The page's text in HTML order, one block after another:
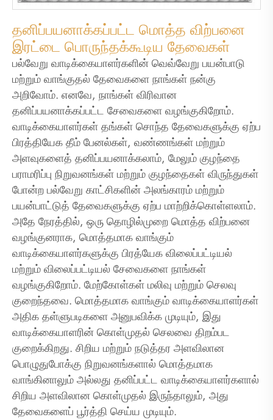
தனிப்பயனாக்கப்பட்ட மொத்த விற்பனை
இரட்டை பொருந்தக்கூடிய தேவைகள்
பல்வேறு வாடிக்கையாளர்களின் வெவ்வேறு பயன்பாடு
மற்றும் வாங்குதல் தேவைகளை நாங்கள் நன்கு
அறிவோம். எனவே, நாங்கள் விரிவான
தனிப்பயனாக்கப்பட்ட சேவைகளை வழங்குகிறோம்.
வாடிக்கையாளர்கள் தங்கள் சொந்த தேவைகளுக்கு ஏற்ப
பிரத்தியேக தீம் பேனல்கள், வண்ணங்கள் மற்றும்
அளவுகளைத் தனிப்பயனாக்கலாம், மேலும் குழந்தை
பராமரிப்பு நிறுவனங்கள் மற்றும் குழந்தைகள் விருந்துகள்
போன்ற பல்வேறு காட்சிகளின் அலங்காரம் மற்றும்
பயன்பாட்டுத் தேவைகளுக்கு ஏற்ப மாற்றிக்கொள்ளலாம்.
அதே நேரத்தில், ஒரு தொழில்முறை மொத்த விற்பனை
வழங்குனராக, மொத்தமாக வாங்கும்
வாடிக்கையாளர்களுக்கு பிரத்யேக விலைப்பட்டியல்
மற்றும் விலைப்பட்டியல் சேவைகளை நாங்கள்
வழங்குகிறோம். மேற்கோள்கள் மலிவு மற்றும் செலவு
குறைந்தவை. மொத்தமாக வாங்கும் வாடிக்கையாளர்கள்
அதிக தள்ளுபடிகளை அனுபவிக்க முடியும், இது
வாடிக்கையாளரின் கொள்முதல் செலவை திறம்பட
குறைக்கிறது. சிறிய மற்றும் நடுத்தர அளவிலான
பொழுதுபோக்கு நிறுவனங்களால் மொத்தமாக
வாங்கினாலும் அல்லது தனிப்பட்ட வாடிக்கையாளர்களால்
சிறிய அளவிலான கொள்முதல் இருந்தாலும், அது
தேவைகளைப் பூர்த்தி செய்ய முடியும்.